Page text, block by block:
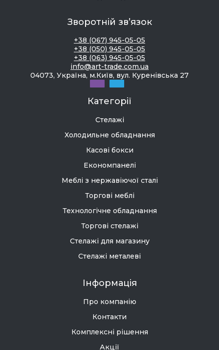
Зворотній зв’язок
+38 (067) 945-05-05
+38 (050) 945-05-05
+38 (063) 945-05-05
info@art-trade.com.ua
04073, Україна, м.Київ, вул. Куренівська 27
Категорії
Стелажі
Холодильне обладнання
Касові бокси
Економпанелі
Меблі з нержавіючої сталі
Торгові меблі
Технологічне обладнання
Торгові стелажі
Стелажі для магазину
Стелажі металеві
Інформація
Про компанію
Контакти
Комплексні рішення
Акції